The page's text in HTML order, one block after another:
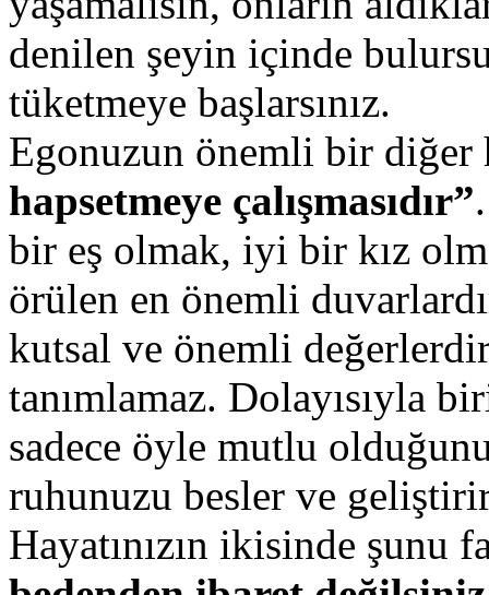
denilen şeyin içinde
tüketmeye başlarsınız.
Egonuzun önemli bir diğer
hapsetmeye çalışmasıdır”
bir eş olmak, iyi bir kız
örülen en önemli
kutsal ve önemli
tanımlamaz. Dolayısıyla
sadece öyle mutlu
ruhunuzu besler ve
Hayatınızın ikisinde şunu